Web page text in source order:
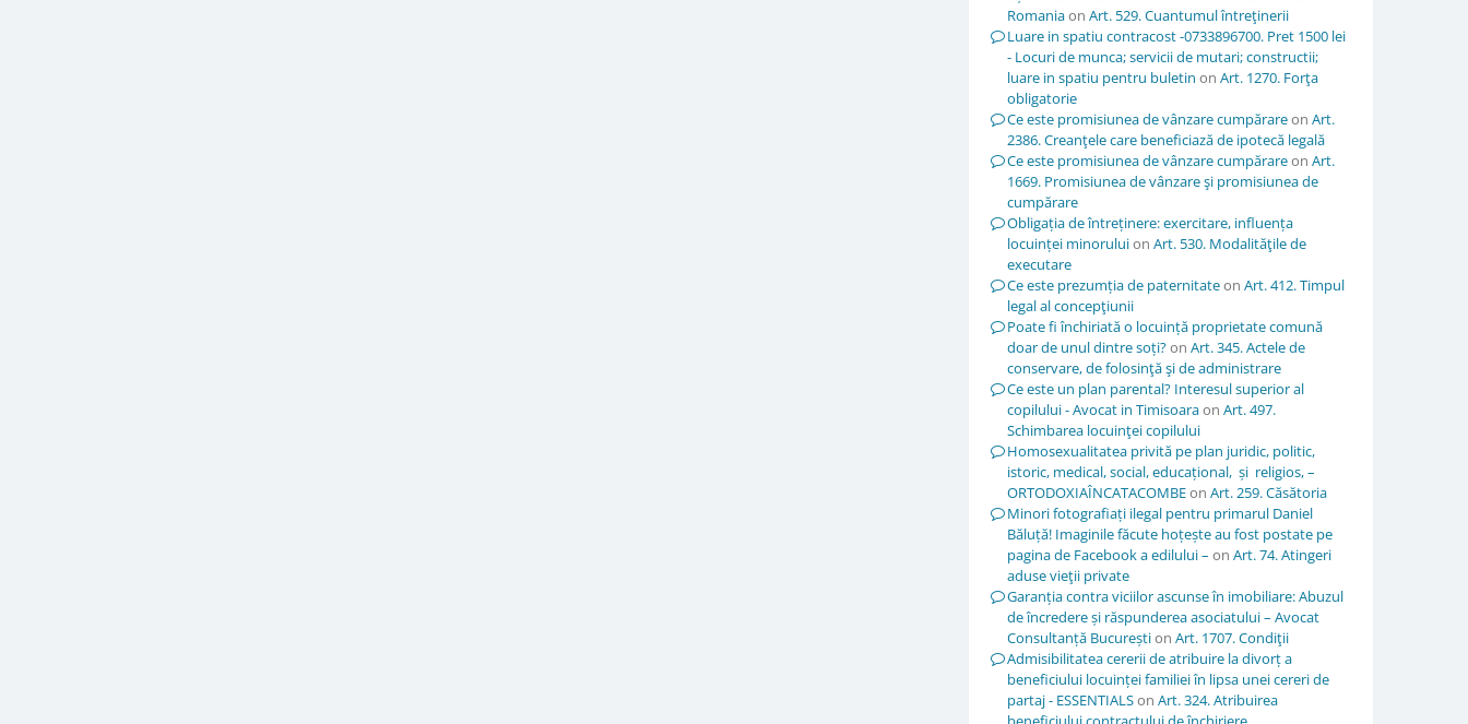
Romaniaon Art. 529. Cuantumul întreţinerii
Luare in spatiu contracost -0733896700. Pret 1500 lei
- Locuri de munca; servicii de mutari; constructii;
luare in spatiu pentru buletin on Art. 1270. Forţa
obligatorie
Ce este promisiunea de vânzare cumpărareon Art.
2386. Creanţele care beneficiază de ipotecă legală
Ce este promisiunea de vânzare cumpărareon Art.
1669. Promisiunea de vânzare şi promisiunea de
cumpărare
Obligația de întreținere: exercitare, influența
locuinței minoruluion Art. 530. Modalităţile de
executare
Ce este prezumția de paternitateon Art. 412. Timpul
legal al concepţiunii
Poate fi închiriată o locuință proprietate comună
doar de unul dintre soți?on Art. 345. Actele de
conservare, de folosinţă şi de administrare
Ce este un plan parental? Interesul superior al
copilului - Avocat in Timisoaraon Art. 497.
Schimbarea locuinţei copilului
Homosexualitatea privită pe plan juridic, politic,
istoric, medical, social, educațional, și religios, –
ORTODOXIAÎNCATACOMBEon Art. 259. Căsătoria
Minori fotografiați ilegal pentru primarul Daniel
Băluță! Imaginile făcute hoțește au fost postate pe
pagina de Facebook a edilului – on Art. 74. Atingeri
aduse vieţii private
Garanția contra viciilor ascunse în imobiliare: Abuzul
de încredere și răspunderea asociatului – Avocat
Consultanță Bucureștion Art. 1707. Condiţii
Admisibilitatea cererii de atribuire la divorț a
beneficiului locuinței familiei în lipsa unei cereri de
partaj - ESSENTIALSon Art. 324. Atribuirea